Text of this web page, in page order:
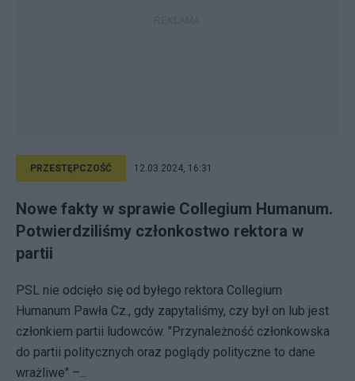
PRZESTĘPCZOŚĆ 12.03.2024, 16:31
Nowe fakty w sprawie Collegium Humanum.
Potwierdziliśmy członkostwo rektora w
partii
PSL nie odcięło się od byłego rektora Collegium
Humanum Pawła Cz., gdy zapytaliśmy, czy był on lub jest
członkiem partii ludowców. "Przynależność członkowska
do partii politycznych oraz poglądy polityczne to dane
wrażliwe" –...